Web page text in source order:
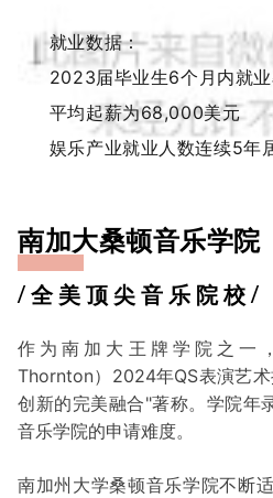
就业数据：
2023届毕业生6个月内就
平均起薪为68,000美元
娱乐产业就业人数连续5年
南加大桑顿音乐学院
/ 全美顶尖音乐院校 /
作为南加大王牌学院之一
Thornton）2024年QS表演艺
创新的完美融合"著称。学院年
音乐学院的申请难度。
南加州大学桑顿音乐学院不断